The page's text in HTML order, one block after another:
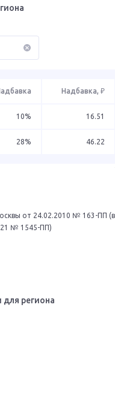
Надбавка, ₽
10% 16.51
28% 46.22
от 24.02.2010 № 163-ПП
№ 1545-ПП)
региона